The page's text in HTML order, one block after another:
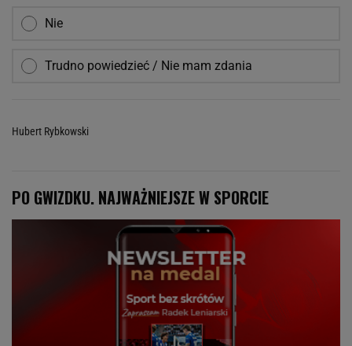
Nie
Trudno powiedzieć / Nie mam zdania
Hubert Rybkowski